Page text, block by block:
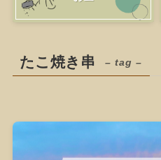
たこ焼き串 – tag –